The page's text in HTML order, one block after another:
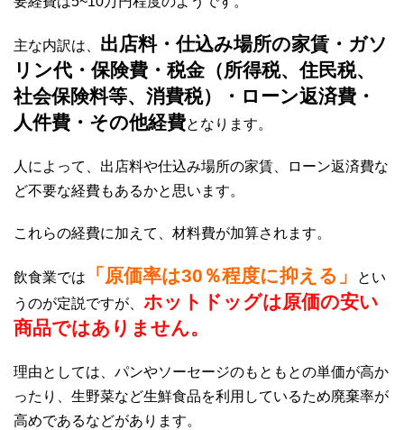
主な内訳は、 出店料・仕込み場所の家賃・ガソ
リン代・保険費・税金（所得税、住民税、
社会保険料等、消費税）・ローン返済費・
人件費・その他経費となります。
人によって、出店料や仕込み場所の家賃、ローン返済費な
ど不要な経費もあるかと思います。
これらの経費に加えて、材料費が加算されます。
飲食業では 「原価率は30％程度に抑える」
とい
うのが定説ですが、 ホットドッグは原価の安い
商品ではありません。
理由としては、パンやソーセージのもともとの単価が高か
ったり、生野菜など生鮮食品を利用しているため廃棄率が
高めであるなどがあります。